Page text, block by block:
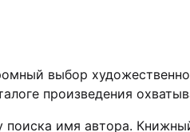
выбор
произведения
имя автора.